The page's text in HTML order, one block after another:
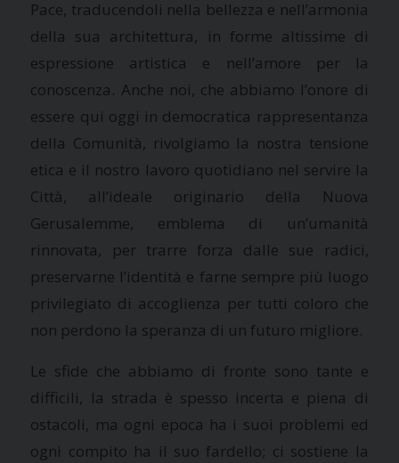
Pace, traducendoli nella bellezza e nell’armonia
della sua architettura, in forme altissime di
espressione artistica e nell’amore per la
conoscenza. Anche noi, che abbiamo l’onore di
essere qui oggi in democratica rappresentanza
della Comunità, rivolgiamo la nostra tensione
etica e il nostro lavoro quotidiano nel servire la
Città, all’ideale originario della Nuova
Gerusalemme, emblema di un’umanità
rinnovata, per trarre forza dalle sue radici,
preservarne l’identità e farne sempre più luogo
privilegiato di accoglienza per tutti coloro che
non perdono la speranza di un futuro migliore.
Le sfide che abbiamo di fronte sono tante e
difficili, la strada è spesso incerta e piena di
ostacoli, ma ogni epoca ha i suoi problemi ed
ogni compito ha il suo fardello; ci sostiene la